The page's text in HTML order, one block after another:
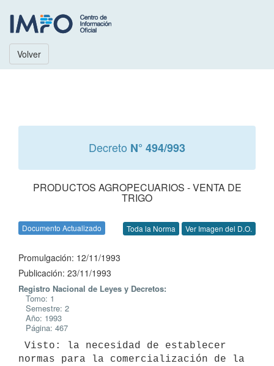
Volver
Decreto N° 494/993
PRODUCTOS AGROPECUARIOS - VENTA DE
TRIGO
Documento Actualizado Toda la Norma Ver Imagen del D.O.
Promulgación: 12/11/1993
Publicación: 23/11/1993
Registro Nacional de Leyes y Decretos:
Tomo: 1
Semestre: 2
Año: 1993
Página: 467
normas para la comercialización de la